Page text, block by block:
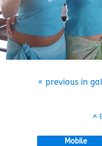
« previous in
Mobile